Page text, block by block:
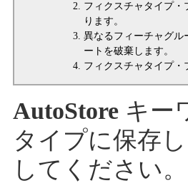
フィクスチャタイプ・
ります。
異なるフィーチャグル
ートを破棄します。
フィクスチャタイプ
AutoStore キー
タイプに保存
してください。